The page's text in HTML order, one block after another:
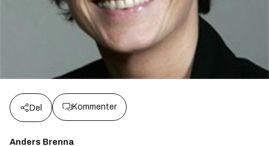
Del Kommenter
Anders Brenna